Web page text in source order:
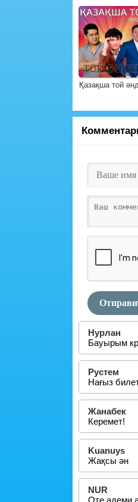
Қазақша той
Нурлан
Бауырым
Рустем
Нағыз
Жанабек
Керемет!
Kuanuys
Жақсы ән
NUR
Оте адеми